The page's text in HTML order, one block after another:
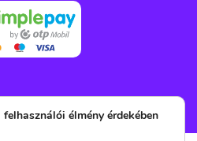
élmény érdekében